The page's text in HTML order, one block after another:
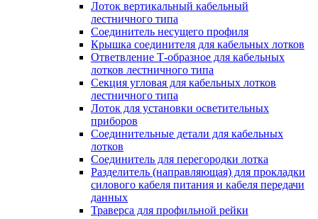
Лоток вертикальный кабельный
лестничного типа
Соединитель несущего профиля
Крышка соединителя для кабельных лотков
Ответвление Т-образное для кабельных
лотков лестничного типа
Секция угловая для кабельных лотков
лестничного типа
Лоток для установки осветительных
приборов
Соединительные детали для кабельных
лотков
Соединитель для перегородки лотка
Разделитель (направляющая) для прокладки
силового кабеля питания и кабеля передачи
данных
Траверса для профильной рейки